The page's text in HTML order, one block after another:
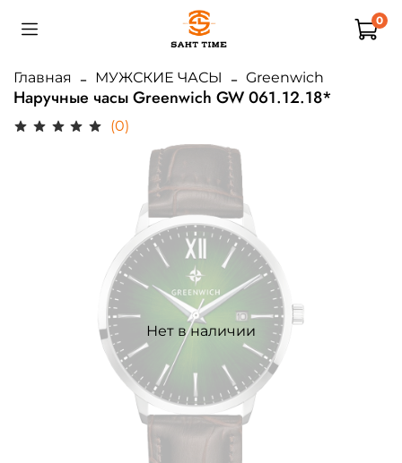
0
Главная МУЖСКИЕ ЧАСЫ Greenwich
Наручные часы Greenwich GW 061.12.18*
(0)
Нет в наличии